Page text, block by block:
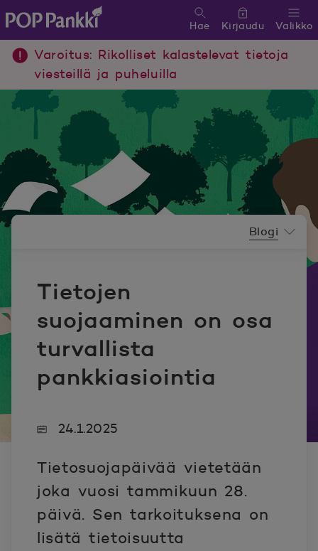
POP Pankki, etusivulle
Valikko
Hae Kirjaudu
Varoitus: Rikolliset kalastelevat tietoja
viesteillä ja puheluilla
Tietojen
suojaaminen on osa
turvallista
pankkiasiointia
Blogi
24.1.2025
Tietosuojapäivää vietetään
joka vuosi tammikuun 28.
päivä. Sen tarkoituksena on
lisätä tietoisuutta